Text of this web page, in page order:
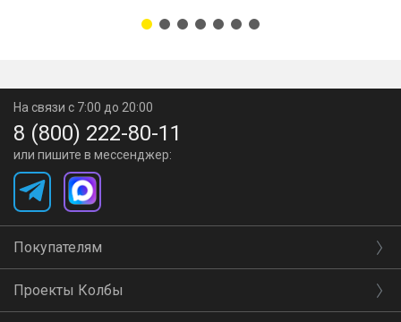
На связи с 7:00 до 20:00
8 (800) 222-80-11
или пишите в мессенджер:
Покупателям
Проекты Колбы